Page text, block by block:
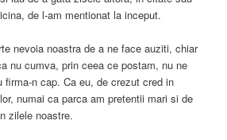
de l-am mentionat la inceput.
nevoia noastra de a ne face auziti, chiar
nu cumva, prin ceea ce postam, nu ne
firma-n cap. Ca eu, de crezut cred in
numai ca parca am pretentii mari si de
zilele noastre.